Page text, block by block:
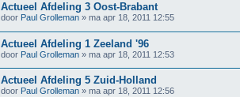
Actueel Afdeling 3 Oost-Brabant
door Paul Grolleman » ma apr 18, 2011 12:55
Actueel Afdeling 1 Zeeland '96
door Paul Grolleman » ma apr 18, 2011 12:53
Actueel Afdeling 5 Zuid-Holland
door Paul Grolleman » ma apr 18, 2011 12:56